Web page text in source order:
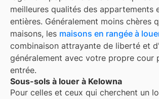
meilleures qualités des appartements
entières. Généralement moins chères
maisons, les maisons en rangée à
combinaison attrayante de liberté et
généralement avec votre propre cour
entrée.
Sous-sols à louer à Kelowna
Pour celles et ceux qui cherchent un